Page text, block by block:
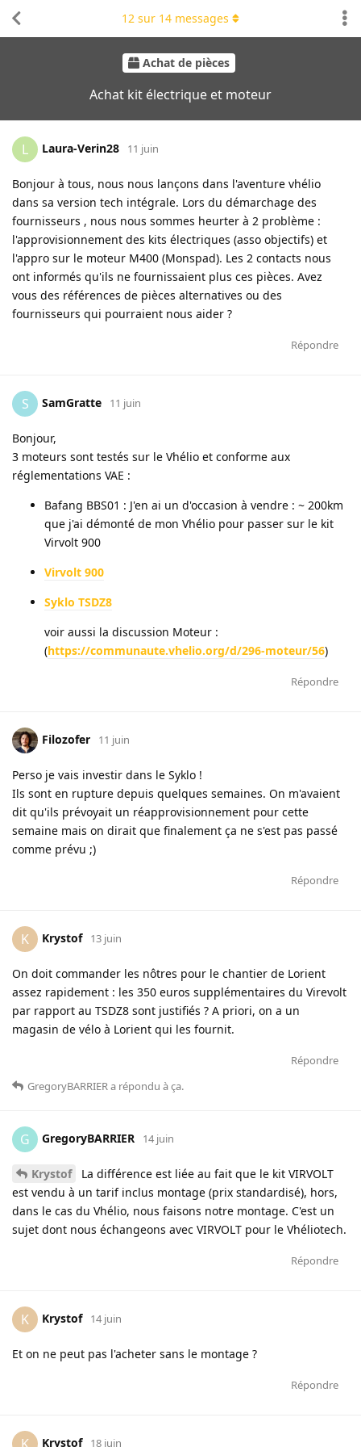
Achat de pièces
Achat kit électrique et moteur
12 sur 14 messages
L Laura-Verin28 11 juin
Bonjour à tous, nous nous lançons dans l'aventure vhélio
dans sa version tech intégrale. Lors du démarchage des
fournisseurs , nous nous sommes heurter à 2 problème :
l'approvisionnement des kits électriques (asso objectifs) et
l'appro sur le moteur M400 (Monspad). Les 2 contacts nous
ont informés qu'ils ne fournissaient plus ces pièces. Avez
vous des références de pièces alternatives ou des
fournisseurs qui pourraient nous aider ?
Répondre
S SamGratte 11 juin
Bonjour,
3 moteurs sont testés sur le Vhélio et conforme aux
réglementations VAE :
Bafang BBS01 : J'en ai un d'occasion à vendre : ~ 200km
que j'ai démonté de mon Vhélio pour passer sur le kit
Virvolt 900
Virvolt 900
Syklo TSDZ8
voir aussi la discussion Moteur :
(https://communaute.vhelio.org/d/296-moteur/56)
Répondre
Filozofer 11 juin
Perso je vais investir dans le Syklo !
Ils sont en rupture depuis quelques semaines. On m'avaient
dit qu'ils prévoyait un réapprovisionnement pour cette
semaine mais on dirait que finalement ça ne s'est pas passé
comme prévu ;)
Répondre
K Krystof 13 juin
On doit commander les nôtres pour le chantier de Lorient
assez rapidement : les 350 euros supplémentaires du Virevolt
par rapport au TSDZ8 sont justifiés ? A priori, on a un
magasin de vélo à Lorient qui les fournit.
Répondre
GregoryBARRIERa répondu à ça.
G GregoryBARRIER 14 juin
Krystof
La différence est liée au fait que le kit VIRVOLT
est vendu à un tarif inclus montage (prix standardisé), hors,
dans le cas du Vhélio, nous faisons notre montage. C'est un
sujet dont nous échangeons avec VIRVOLT pour le Vhéliotech.
Répondre
K Krystof 14 juin
Et on ne peut pas l'acheter sans le montage ?
Répondre
Krystof 18 juin